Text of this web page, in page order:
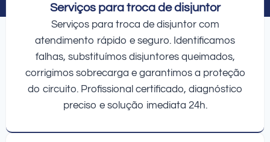
Serviços para troca de disjuntor
Serviços para troca de disjuntor com
atendimento rápido e seguro. Identificamos
falhas, substituímos disjuntores queimados,
corrigimos sobrecarga e garantimos a proteção
do circuito. Profissional certificado, diagnóstico
preciso e solução imediata 24h.